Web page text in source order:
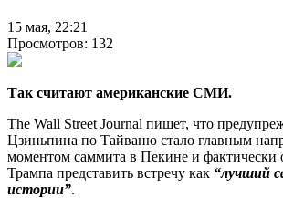
15 мая, 22:21
Просмотров: 132
Так считают американские СМИ.
The Wall Street Journal пишет, что
Цзиньпина по Тайваню стало главным
моментом саммита в Пекине и фактически
Трампа представить встречу как “лучший
истории”.